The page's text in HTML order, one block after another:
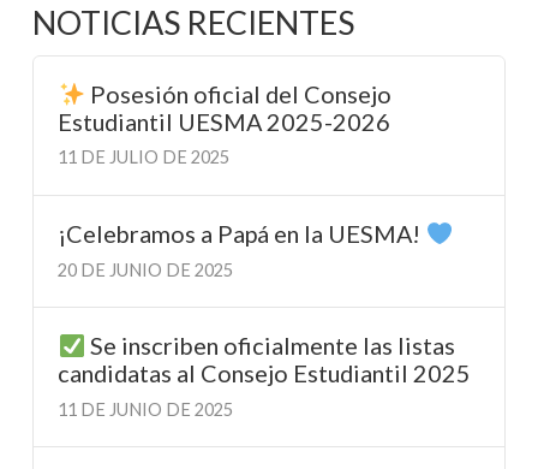
NOTICIAS RECIENTES
Posesión oficial del Consejo
Estudiantil UESMA 2025-2026
11 DE JULIO DE 2025
¡Celebramos a Papá en la UESMA!
20 DE JUNIO DE 2025
Se inscriben oficialmente las listas
candidatas al Consejo Estudiantil 2025
11 DE JUNIO DE 2025